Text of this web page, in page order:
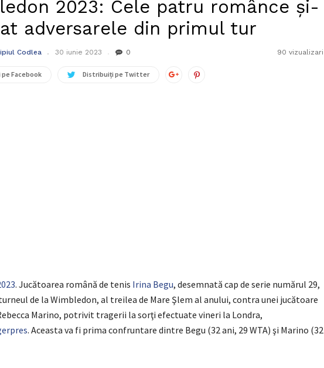
2023: Cele patru românce şi-
adversarele din primul tur
Codlea 30 iunie 2023 0 90 vizualizari
Facebook Distribuiți pe Twitter
. Jucătoarea română de tenis Irina Begu, desemnată cap de serie numărul 29,
de la Wimbledon, al treilea de Mare Şlem al anului, contra unei jucătoare
Marino, potrivit tragerii la sorţi efectuate vineri la Londra,
. Aceasta va fi prima confruntare dintre Begu (32 ani, 29 WTA) şi Marino (32